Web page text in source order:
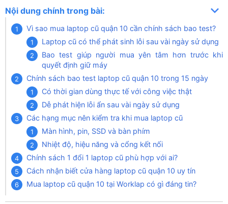
Nội dung chính trong bài:
Vì sao mua laptop cũ quận 10 cần chính sách bao test?
Laptop cũ có thể phát sinh lỗi sau vài ngày sử dụng
Bao test giúp người mua yên tâm hơn trước khi
quyết định giữ máy
Chính sách bao test laptop cũ quận 10 trong 15 ngày
Có thời gian dùng thực tế với công việc thật
Dễ phát hiện lỗi ẩn sau vài ngày sử dụng
Các hạng mục nên kiểm tra khi mua laptop cũ
Màn hình, pin, SSD và bàn phím
Nhiệt độ, hiệu năng và cổng kết nối
Chính sách 1 đổi 1 laptop cũ phù hợp với ai?
Cách nhận biết cửa hàng laptop cũ quận 10 uy tín
Mua laptop cũ quận 10 tại Worklap có gì đáng tin?